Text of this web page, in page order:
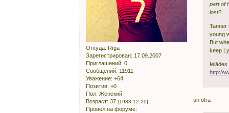
Откуда: Rīga
Зарегистрирован: 17.09.2007
Приглашений: 0
Сообщений: 11911
Уважение: +64
Позитив: +0
Пол: Женский
Возраст: 37 [1988-12-20]
Провел на форуме:
part of
lost?
Tanner
young
But
keep
http://
un otra